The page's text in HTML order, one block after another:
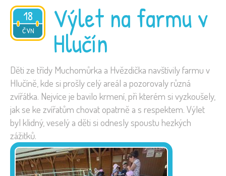
18
ČVN
2026 Výlet na farmu v
Hlučín
Děti ze třídy Muchomůrka a Hvězdička navštívily farmu v
Hlučíně, kde si prošly celý areál a pozorovaly různá
zvířátka. Nejvíce je bavilo krmení, při kterém si vyzkoušely,
jak se ke zvířatům chovat opatrně a s respektem. Výlet
byl klidný, veselý a děti si odnesly spoustu hezkých
zážitků.